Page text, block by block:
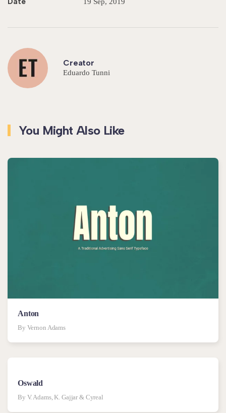
Creator
Eduardo Tunni
You Might Also Like
Anton
By Vernon Adams
Oswald
By V. Adams, K. Gajjar & Cyreal